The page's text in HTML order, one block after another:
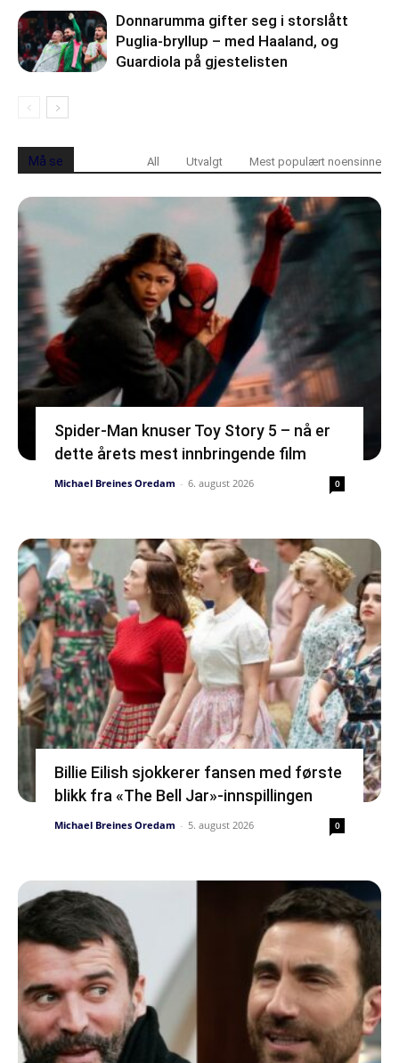
Donnarumma gifter seg i storslått
Puglia-bryllup – med Haaland, og
Guardiola på gjestelisten
Må se All Utvalgt Mest populært noensinne
Spider-Man knuser Toy Story 5 – nå er
dette årets mest innbringende film
Michael Breines Oredam - 6. august 2026 0
Billie Eilish sjokkerer fansen med første
blikk fra «The Bell Jar»-innspillingen
Michael Breines Oredam - 5. august 2026 0